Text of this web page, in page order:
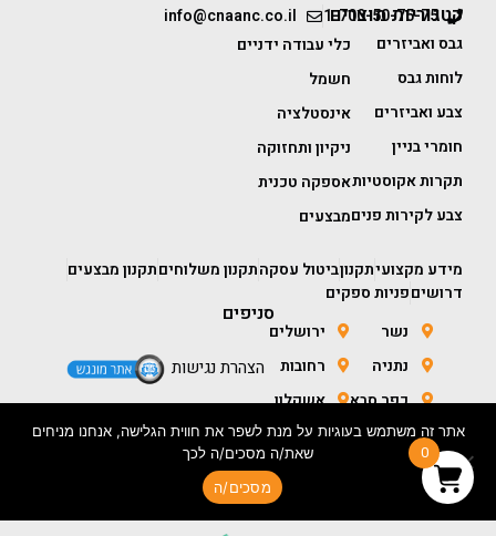
1-700-50-75-75
info@cnaanc.co.il קטגוריות מוצרים
גבס ואביזרים
לוחות גבס
צבע ואביזרים
חומרי בניין
תקרות אקוסטיות
צבע לקירות פנים
כלי עבודה ידניים
חשמל
אינסטלציה
ניקיון ותחזוקה
אספקה טכנית
מבצעים
מידע מקצועיתקנוןביטול עסקהתקנון משלוחיםתקנון מבצעים
דרושיםפניות ספקים
סניפים
נשר
נתניה
כפר סבא
חולון
ירושלים
רחובות
אשקלון
באר שבע
הצהרת נגישות
0
אתר זה משתמש בעוגיות על מנת לשפר את חווית הגלישה, אנחנו מניחים
שאת/ה מסכים/ה לכך
מסכים/ה